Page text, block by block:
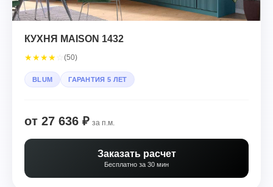
КУХНЯ MAISON 1432
★★★★ (50)
BLUM ГАРАНТИЯ 5 ЛЕТ
от 27 636 ₽ за п.м.
Заказать расчет
Бесплатно за 30 мин